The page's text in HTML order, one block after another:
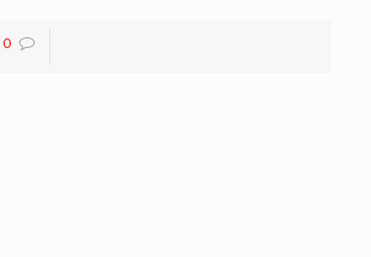
0